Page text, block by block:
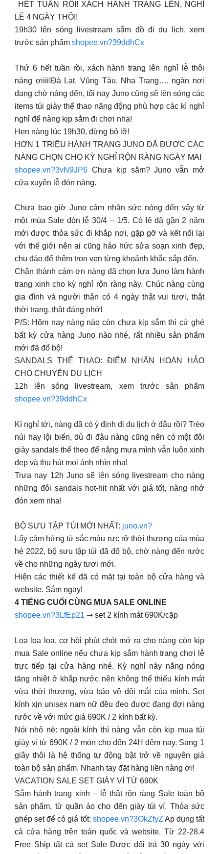
️ HẾT TUẦN RỒI! XÁCH HÀNH TRANG LÊN, NGHỈ
LỄ 4 NGÀY THÔI!
19h30 lên sóng livestream sắm đồ đi du lịch, xem
trước sản phẩm shopee.vn?39ddhCx
Thứ 6 hết tuần rồi, xách hành trang lên nghỉ lễ thôi
nàng ơiiii!Đà Lạt, Vũng Tàu, Nha Trang…. ngàn nơi
đang chờ nàng đến, tối nay Juno cũng sẽ lên sóng các
items túi giày thể thao năng động phù hợp các kì nghỉ
nghỉ để nàng kịp sắm đi chơi nha!
Hẹn nàng lúc 19h30, đừng bỏ lỡ!
HƠN 1 TRIỆU HÀNH TRANG JUNO ĐÃ ĐƯỢC CÁC
NÀNG CHỌN CHO KỲ NGHỈ RỘN RÀNG NGÀY MAI
shopee.vn?3vN9JP6 Chưa kịp sắm? Juno vẫn mở
cửa xuyên lễ đón nàng.
Chưa bao giờ Juno cảm nhận sức nóng đến vậy từ
một mùa Sale đón lễ 30/4 – 1/5. Có lẽ đã gần 2 năm
mới được thỏa sức đi khắp nơi, gặp gỡ và kết nối lại
với thế giới nên ai cũng háo hức sửa soạn xinh đẹp,
chu đáo để thêm trọn vẹn từng khoảnh khắc sắp đến.
Chân thành cám ơn nàng đã chọn lựa Juno làm hành
trang xinh cho kỳ nghỉ rộn ràng này. Chúc nàng cùng
gia đình và người thân có 4 ngày thật vui tươi, thật
thời trang, thật đáng nhớ!
P/S: Hôm nay nàng nào còn chưa kịp sắm thì cứ ghé
bất kỳ cửa hàng Juno nào nhé, rất nhiều sản phẩm
mới đã đổ bộ!
SANDALS THỂ THAO: ĐIỂM NHẤN HOÀN HẢO
CHO CHUYẾN DU LỊCH
12h lên sóng livestream, xem trước sản phẩm
shopee.vn?39ddhCx
Kì nghỉ tới, nàng đã có ý định đi du lịch ở đâu rồi? Trèo
núi hay lội biển, dù đi đâu nàng cũng nên có một đôi
giày sandals thể theo để nắng mưa mình vẫn luôn xinh
đẹp và thu hút mọi ánh nhìn nha!
Trưa nay 12h Juno sẽ lên sóng livestream cho nàng
những đôi sandals hot-hit nhất với giá tốt, nàng nhớ
đón xem nha!
BỘ SƯU TẬP TÚI MỚI NHẤT: juno.vn?
Lấy cảm hứng từ sắc màu rực rỡ thời thượng của mùa
hè 2022, bộ sưu tập túi đã đổ bộ, chờ nàng đến rước
về cho những ngày tươi mới.
Hiện các thiết kế đã có mặt tại toàn bộ cửa hàng và
website. Sắm ngay!
4 TIẾNG CUỐI CÙNG MUA SALE ONLINE
shopee.vn?3LfEp21 ➞ set 2 kính mát 690K/cặp
Loa loa loa, cơ hội phút chót mở ra cho nàng còn kịp
mua Sale online nếu chưa kịp sắm hành trang chơi lễ
trực tiếp tại cửa hàng nhé. Kỳ nghỉ này nắng nóng
tăng nhiệt ở khắp nước nên không thể thiếu kính mát
vừa thời thượng, vừa bảo vệ đôi mắt của mình. Set
kính xịn unisex nam nữ đều đeo được đang đợi nàng
rước về với mức giá 690K / 2 kính bất kỳ.
Nói nhỏ nè: ngoài kính thì nàng vẫn còn kịp mua túi
giày ví từ 690K / 2 món cho đến 24H đêm nay. Sang 1
giây thôi là hệ thống tự động bật trở về nguyên giá
toàn bộ sản phẩm. Nhanh tay đặt hàng liền nàng ơi!
VACATION SALE SET GIÀY VÍ TỪ 690K
Sắm hành trang xinh – lễ thật rộn ràng Sale toàn bộ
sản phẩm, từ quần áo cho đến giày túi ví. Thỏa sức
ghép set để có giá tốt: shopee.vn?3OkZfyZ Ap dụng tất
cả cửa hàng trên toàn quốc và website. Từ 22-28.4
Free Ship tất cả set Sale Được đổi trả 30 ngày với